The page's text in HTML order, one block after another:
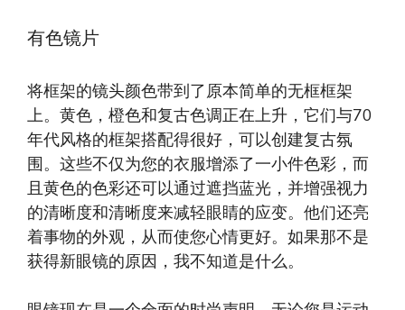
有色镜片
将框架的镜头颜色带到了原本简单的无框框架
上。黄色，橙色和复古色调正在上升，它们与70
年代风格的框架搭配得很好，可以创建复古氛
围。这些不仅为您的衣服增添了一小件色彩，而
且黄色的色彩还可以通过遮挡蓝光，并增强视力
的清晰度和清晰度来减轻眼睛的应变。他们还亮
着事物的外观，从而使您心情更好。如果那不是
获得新眼镜的原因，我不知道是什么。